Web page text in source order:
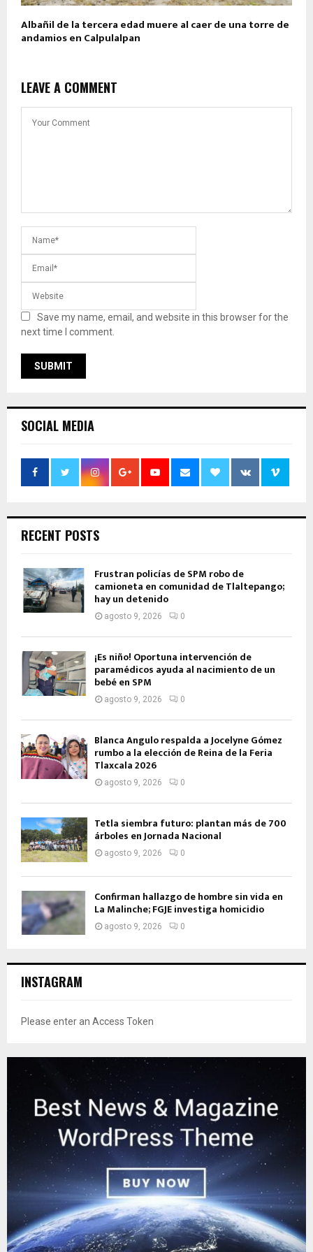
Albañil de la tercera edad muere al caer de una torre de
andamios en Calpulalpan
LEAVE A COMMENT
Save my name, email, and website in this browser for the
next time I comment.
SOCIAL MEDIA
RECENT POSTS
Frustran policías de SPM robo de
camioneta en comunidad de Tlaltepango;
hay un detenido
agosto 9, 2026 0
¡Es niño! Oportuna intervención de
paramédicos ayuda al nacimiento de un
bebé en SPM
agosto 9, 2026 0
Blanca Angulo respalda a Jocelyne Gómez
rumbo a la elección de Reina de la Feria
Tlaxcala 2026
agosto 9, 2026 0
Tetla siembra futuro: plantan más de 700
árboles en Jornada Nacional
agosto 9, 2026 0
Confirman hallazgo de hombre sin vida en
La Malinche; FGJE investiga homicidio
agosto 9, 2026 0
INSTAGRAM
Please enter an Access Token